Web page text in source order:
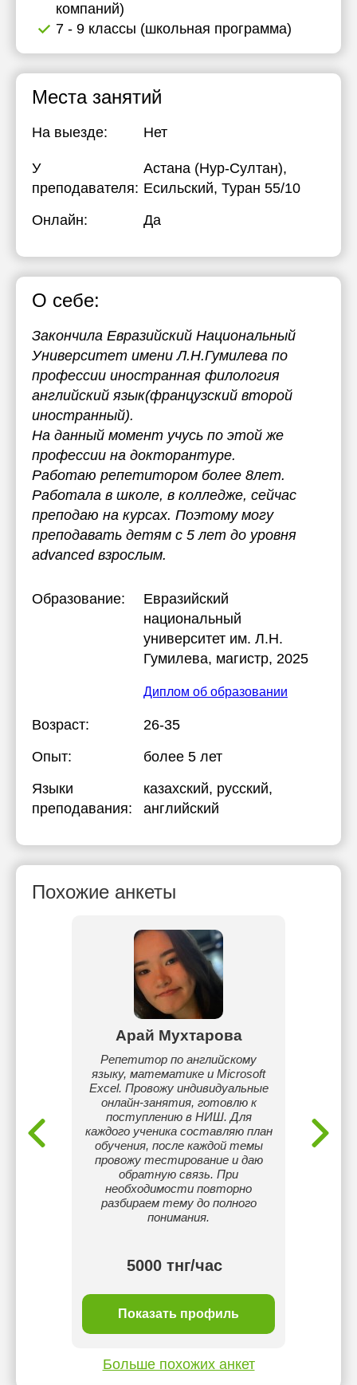
компаний)
7 - 9 классы (школьная программа)
Места занятий
На выезде: Нет
У
преподавателя:
Астана (Нур-Султан),
Есильский, Туран 55/10
Онлайн:
Да
О себе:
Закончила Евразийский Национальный
Университет имени Л.Н.Гумилева по
профессии иностранная филология
английский язык(французский второй
иностранный).
На данный момент учусь по этой же
профессии на докторантуре.
Работаю репетитором более 8лет.
Работала в школе, в колледже, сейчас
преподаю на курсах. Поэтому могу
преподавать детям с 5 лет до уровня
advanced взрослым.
Образование:
Евразийский
национальный
университет им. Л.Н.
Гумилева, магистр, 2025
Диплом об образовании
Возраст:
26-35
Опыт:
более 5 лет
Языки
преподавания:
казахский, русский,
английский
Похожие анкеты
Арай Мухтарова
Репетитор по английскому
языку, математике и Microsoft
Excel. Провожу индивидуальные
онлайн-занятия, готовлю к
поступлению в НИШ. Для
каждого ученика составляю план
обучения, после каждой темы
провожу тестирование и даю
обратную связь. При
необходимости повторно
разбираем тему до полного
понимания.
5000 тнг/час
Показать профиль
Больше похожих анкет